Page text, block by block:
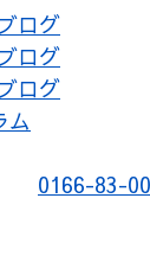
ログ
ログ
ログ
ム
0166-83-